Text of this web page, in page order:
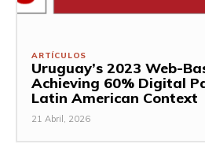
ARTÍCULOS
Uruguay’s 2023 Web-
Achieving 60% Digital
Latin American Context
21 Abril, 2026